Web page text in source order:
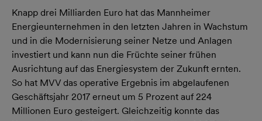
Knapp drei Milliarden Euro hat das Mannheimer
Energieunternehmen in den letzten Jahren in Wachstum
und in die Modernisierung seiner Netze und Anlagen
investiert und kann nun die Früchte seiner frühen
Ausrichtung auf das Energiesystem der Zukunft ernten.
So hat MVV das operative Ergebnis im abgelaufenen
Geschäftsjahr 2017 erneut um 5 Prozent auf 224
Millionen Euro gesteigert. Gleichzeitig konnte das